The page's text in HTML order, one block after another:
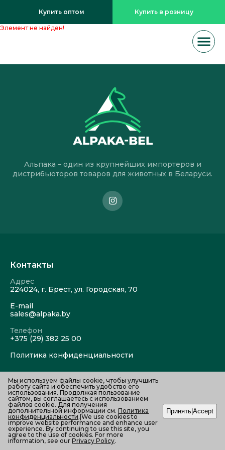
Купить оптом Купить в розницу
Элемент не найден!
Альпака – один из крупнейших импортеров и
дистрибьюторов товаров для животных в Беларуси.
Контакты
Адрес
224024, г. Брест, ул. Городская, 70
E-mail
sales@alpaka.by
Телефон
+375 (29) 382 25 00
Политика конфиденциальности
© 2010–2026 ЧТУП «Альпака-Бел». Все права
защищены
Создание и продвижение сайтов — InternetSozdateli
Мы используем файлы cookie, чтобы улучшить
работу сайта и обеспечить удобство его
использования. Продолжая пользование
сайтом, вы соглашаетесь с использованием
файлов cookie. Для получения
дополнительной информации см.Политика
конфиденциальности.|We use cookies to
improve website performance and enhance user
experience. By continuing to use this site, you
agree to the use of cookies. For more
information, see ourPrivacy Policy.
Принять|Accept